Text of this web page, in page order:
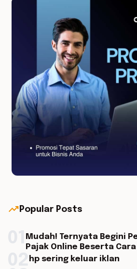
trending_up Popular Posts
Mudah! Ternyata Begini
Pajak Online Beserta
hp sering keluar iklan